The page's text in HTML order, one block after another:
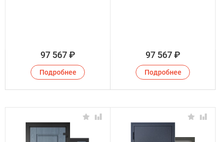
97 567₽
Подробнее
97 567₽
Подробнее